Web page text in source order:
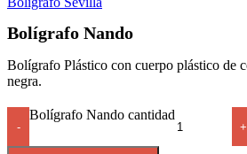
Bolígrafo Nando
Bolígrafo Plástico con cuerpo plástico de
negra.
-
Bolígrafo Nando cantidad
+